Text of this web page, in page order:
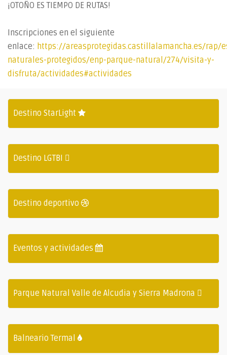
¡OTOÑO ES TIEMPO DE RUTAS!
Inscripciones en el siguiente
enlace: https://areasprotegidas.castillalamancha.es/rap/
naturales-protegidos/enp-parque-natural/274/visita-y-
disfruta/actividades#actividades
Destino StarLight
Destino LGTBI
Destino deportivo
Eventos y actividades
Parque Natural Valle de Alcudia y Sierra Madrona
Balneario Termal